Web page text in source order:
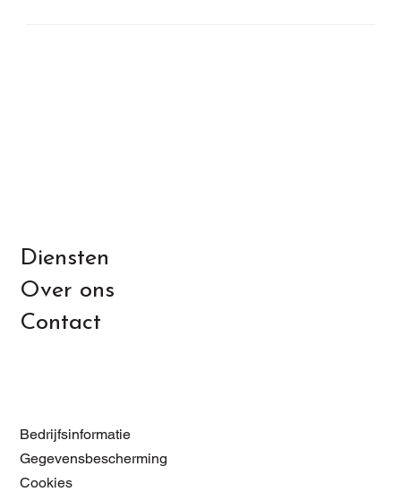
Diensten
Over ons
Contact
Bedrijfsinformatie
Gegevensbescherming
Cookies